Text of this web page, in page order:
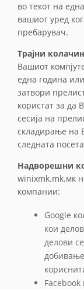
во текот на
вашиот уред
пребарувач.
Трајни
Вашиот
една година
затвори
користат за да
сесија на
складирање на
следната
Надворешни
winixmk.mk.мк
компании:
Google
кои
делови